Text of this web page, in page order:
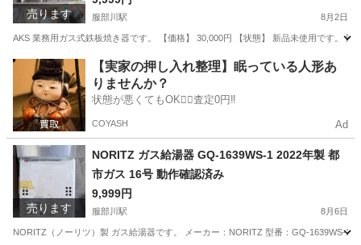
売ります 服部川駅 8月2日
AKS 業務用ガス式鉄板焼き器です。 【価格】 30,000円 【状態】 新品未使用です。
大阪 八尾市 服部川駅 調理器具
【実家の押し入れ整理】眠っている人形あ
りませんか？
状態が悪くてもOK🙆‍♀️査定0円‼️
COYASH Ad
売ります
NORITZ ガス給湯器 GQ-1639WS-1 2022年製 都
市ガス 16号 動作確認済み
9,999円
服部川駅 8月6日
NORITZ（ノーリツ）製 ガス給湯器です。 メーカー：NORITZ 型番：GQ-1639WS-1